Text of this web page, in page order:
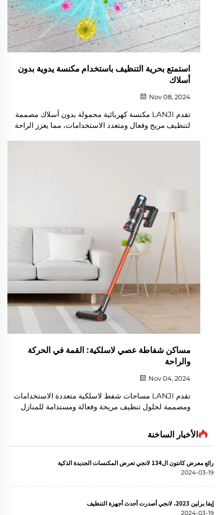
استمتع بحرية التنظيف باستخدام مكنسة يدوية بدون
أسلاك
Nov 08, 2024
تقدم LANJI مكنسة كهربائية محمولة بدون أسلاك مصممة
لتنظيف مريح وفعال ومتعدد الاستخدامات، مما يعزز الراحة
مساكن شفاطة عصي لاسلكية: القمة في الحركة
والراحة
Nov 04, 2024
تقدم LANJI مساحات شفط لاسلكية متعددة الاستخدامات
ومصممة لحلول تنظيف مريحة وفعالة ومستدامة للمنازل
الأخبار الساخنة
رائع معرض كانتون ال134 لانجي تعرض المكنسات الجديدة الذكية
2024-03-19
إيفا برلين 2023، لانجي أصدرت أحدث أجهزة التنظيف
2024-03-19